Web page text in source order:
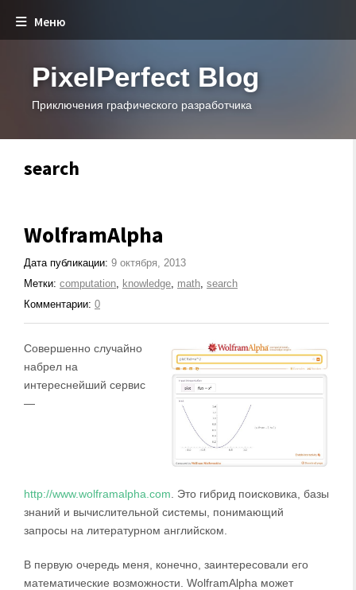
Меню
PixelPerfect Blog
Приключения графического разработчика
search
WolframAlpha
Дата публикации: 9 октября, 2013
Метки: computation, knowledge, math, search
Комментарии: 0
Совершенно случайно
набрел на
интереснейший сервис
—
http://www.wolframalpha.com . Это гибрид поисковика, базы
знаний и вычислительной системы, понимающий
запросы на литературном английском.
В первую очередь меня, конечно, заинтересовали его
математические возможности. WolframAlpha может